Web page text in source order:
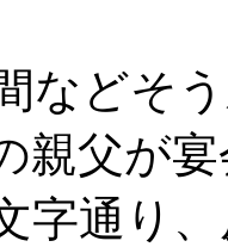
などそ
親父が
字通り